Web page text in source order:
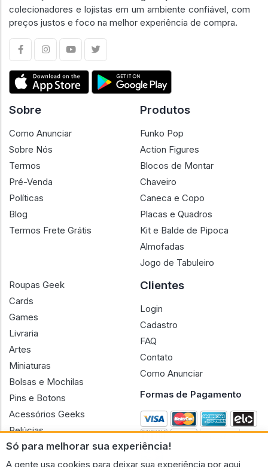
Só para melhorar sua experiência!
A gente usa cookies para deixar sua experiência por aqui
confiança em cada negociação. Conectamos
colecionadores e lojistas em um ambiente confiável, com
Como Anunciar
Sobre Nós
Termos
Pré-Venda
Políticas
Blog
Funko Pop
Action Figures
Blocos de Montar
Chaveiro
Caneca e Copo
Placas e Quadros
Kit e Balde de Pipoca
Almofadas
Roupas Geek
Cards
Games
Livraria
Artes
Miniaturas
Bolsas e Mochilas
Pins e Botons
Acessórios Geeks
Pelúcias
Login
Cadastro
FAQ
Contato